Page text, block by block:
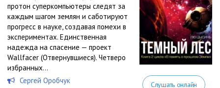
протон суперкомпьютеры следят за
каждым шагом землян и саботируют
прогресс в науке, создавая помехи в
экспериментах. Единственная
надежда на спасение — проект
Wаllfасеr (Отвернувшиеся). Четверо
избранных...
Сергей Оробчук
Слушать онлайн